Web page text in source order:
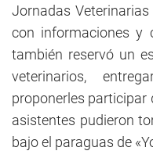
Jornadas
con informaciones y
también reservó un
veterinarios,
proponerles participar
asistentes pudieron
bajo el paraguas de